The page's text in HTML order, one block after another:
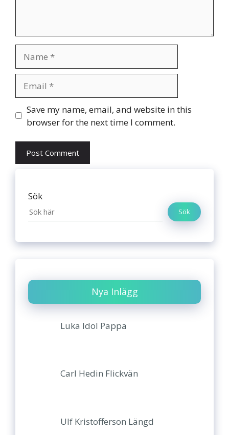
Website
Save my name, email, and website in this
browser for the next time I comment.
Sök
Sök
Nya Inlägg
Luka Idol Pappa
Carl Hedin Flickvän
Ulf Kristofferson Längd